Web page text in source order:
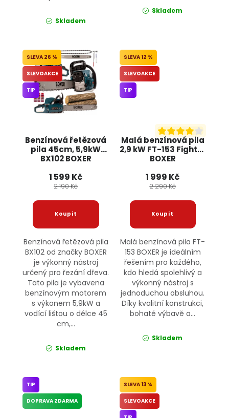
Skladem
Skladem
Benzínová řetězová
pila 45cm, 5,9kW
BX102 BOXER
26 %
SLEVOAKCE
TIP
1 599 Kč
2 190 Kč
Benzínová řetězová pila
BX102 od značky BOXER
je výkonný nástroj
určený pro řezání dřeva.
Tato pila je vybavena
benzínovým motorem
s výkonem 5,9kW a
vodící lištou o délce 45
cm,...
Skladem
Malá benzínová pila
2,9 kW FT-153 Fighter
BOXER
12 %
SLEVOAKCE
TIP
1 999 Kč
2 290 Kč
Malá benzínová pila FT-
153 BOXER je ideálním
řešením pro každého,
kdo hledá spolehlivý a
výkonný nástroj s
jednoduchou obsluhou.
Díky kvalitní konstrukci,
bohaté výbavě a...
Skladem
TIP
DOPRAVA ZDARMA
13 %
SLEVOAKCE